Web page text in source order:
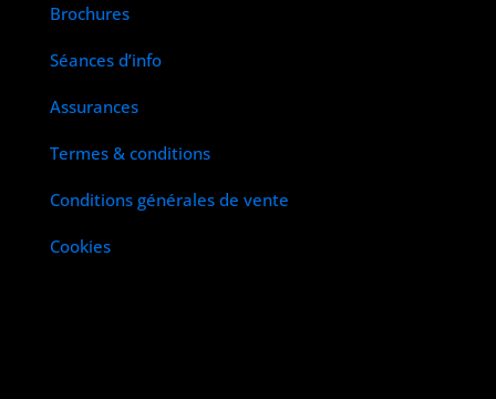
Brochures
Séances d’info
Assurances
Termes & conditions
Conditions générales de vente
Cookies